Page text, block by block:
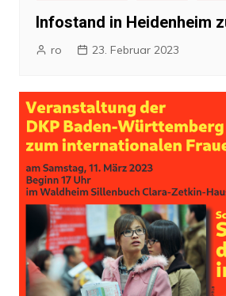
Infostand in Heidenheim
ro 23. Februar 2023